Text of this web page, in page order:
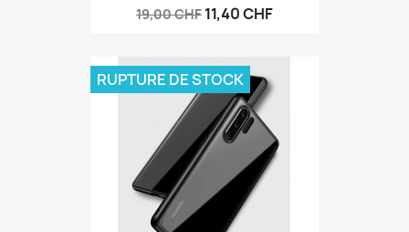
19,00 CHF 11,40 CHF
RUPTURE DE STOCK